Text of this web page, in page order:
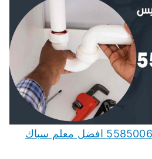
فني صحي الفنيطيس 55850065 افضل معلم سباك